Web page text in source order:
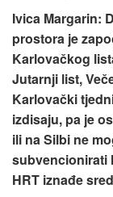
Ivica Margarin:
prostora je
Karlovačkog
Jutarnji list,
Karlovački
izdisaju, pa je
ili na Silbi ne
subvencionirati
HRT iznađe